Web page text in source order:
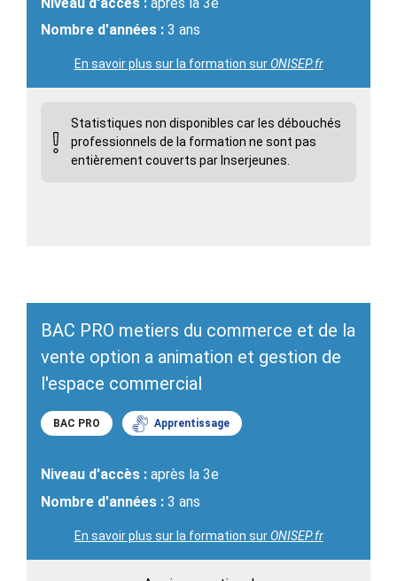
Nombre d'années : 3 ans
En savoir plus sur la formation surONISEP.fr
Statistiques non disponibles car les débouchés
professionnels de la formation ne sont pas
entièrement couverts par Inserjeunes.
BAC PRO metiers du commerce et de la
vente option a animation et gestion de
l'espace commercial
BAC PRO Apprentissage
Niveau d'accès : après la 3e
Nombre d'années : 3 ans
En savoir plus sur la formation surONISEP.fr